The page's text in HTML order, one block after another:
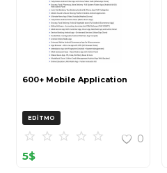
600+ Mobile Application
EDITMO
0
5$